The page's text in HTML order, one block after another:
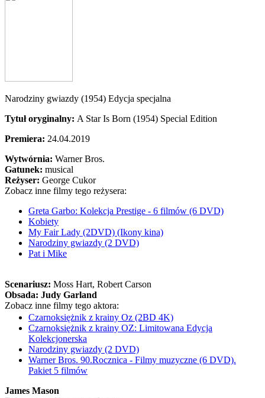
Narodziny gwiazdy (1954) Edycja specjalna
Tytuł oryginalny: A Star Is Born (1954) Special Edition
Premiera: 24.04.2019
Wytwórnia: Warner Bros.
Gatunek: musical
Reżyser: George Cukor
Zobacz inne filmy tego reżysera:
Greta Garbo: Kolekcja Prestige - 6 filmów (6 DVD)
Kobiety
My Fair Lady (2DVD) (Ikony kina)
Narodziny gwiazdy (2 DVD)
Pat i Mike
Scenariusz: Moss Hart, Robert Carson
Obsada: Judy Garland
Zobacz inne filmy tego aktora:
Czarnoksiężnik z krainy Oz (2BD 4K)
Czarnoksiężnik z krainy OZ: Limitowana Edycja
Kolekcjonerska
Narodziny gwiazdy (2 DVD)
Warner Bros. 90.Rocznica - Filmy muzyczne (6 DVD).
Pakiet 5 filmów
James Mason